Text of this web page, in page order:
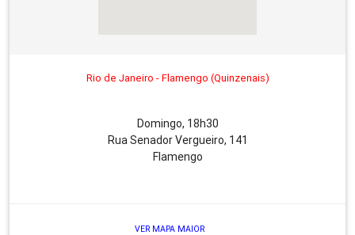
Rio de Janeiro - Flamengo (Quinzenais)
Domingo, 18h30
Rua Senador Vergueiro, 141
Flamengo
VER MAPA MAIOR